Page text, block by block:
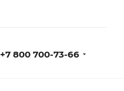
+7 800 700-73-66